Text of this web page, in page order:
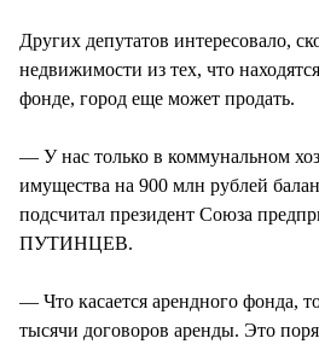
Других депутатов интересовало,
недвижимости из тех, что
фонде, город еще может продать.
— У нас только в коммунальном
имущества на 900 млн рублей
подсчитал президент Союза
ПУТИНЦЕВ.
— Что касается арендного фонда,
тысячи договоров аренды. Это